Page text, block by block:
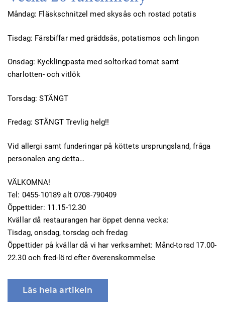
Måndag: Fläskschnitzel med skysås och rostad potatis
Tisdag: Färsbiffar med gräddsås, potatismos och lingon
Onsdag: Kycklingpasta med soltorkad tomat samt
charlotten- och vitlök
Torsdag: STÄNGT
Fredag: STÄNGT Trevlig helg!!
Vid allergi samt funderingar på köttets ursprungsland, fråga
personalen ang detta…
VÄLKOMNA!
Tel: 0455-10189 alt 0708-790409
Öppettider: 11.15-12.30
Kvällar då restaurangen har öppet denna vecka:
Tisdag, onsdag, torsdag och fredag
Öppettider på kvällar då vi har verksamhet: Månd-torsd 17.00-
22.30 och fred-lörd efter överenskommelse
Läs hela artikeln